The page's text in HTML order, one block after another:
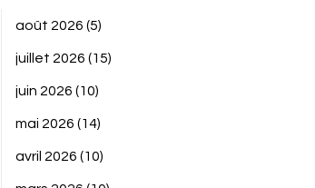
août 2026 (5)
juillet 2026 (15)
juin 2026 (10)
mai 2026 (14)
avril 2026 (10)